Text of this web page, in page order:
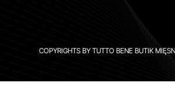
COPYRIGHTS BY TUTTO BENE BUTIK